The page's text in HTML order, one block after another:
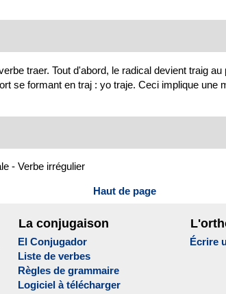
traer. Tout d'abord, le radical devient traig
se formant en traj : yo traje. Ceci implique une
- Verbe irrégulier
Haut de page
La conjugaison
El Conjugador
Liste de verbes
Règles de grammaire
Logiciel à télécharger
Écrire